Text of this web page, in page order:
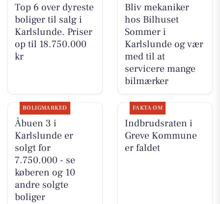
Top 6 over dyreste
boliger til salg i
Karlslunde. Priser
op til 18.750.000
kr
Bliv mekaniker
hos Bilhuset
Sommer i
Karlslunde og vær
med til at
servicere mange
bilmærker
BOLIGMARKED
Åbuen 3 i
Karlslunde er
solgt for
7.750.000 - se
køberen og 10
andre solgte
boliger
FAKTA OM
Indbrudsraten i
Greve Kommune
er faldet